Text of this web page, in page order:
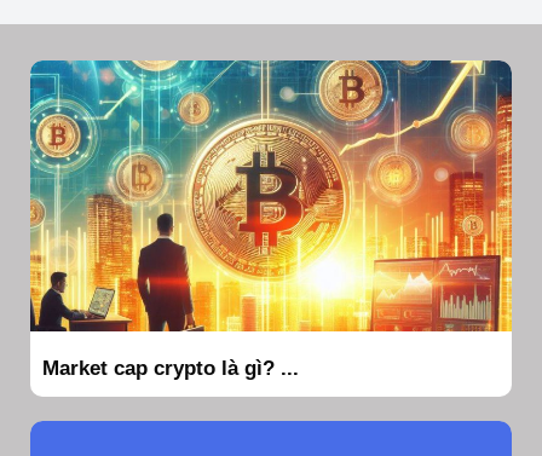
Market cap crypto là gì? ...